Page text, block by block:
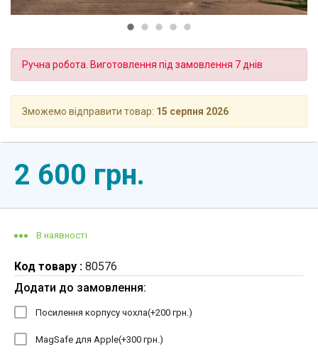
Ручна робота. Виготовлення під замовлення 7 днів
Зможемо відправити товар: 15 серпня 2026
2 600 грн.
В наявності
Код товару : 80576
Додати до замовлення:
Посилення корпусу чохла(+200 грн.)
MagSafe для Apple(+300 грн.)